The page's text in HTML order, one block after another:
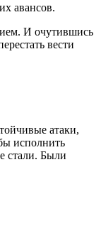
авансов.
И очутившись
вести
атаки,
исполнить
стали. Были